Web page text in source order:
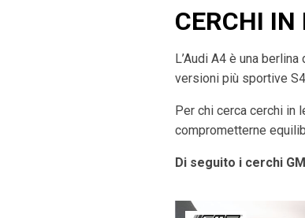
CERCHI IN
L’Audi A4 è una
versioni più sportive
Per chi cerca cerchi in
comprometterne
Di seguito i cerchi